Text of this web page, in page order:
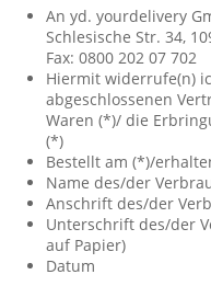
An yd. yourdelivery
Schlesische Str. 34,
Fax: 0800 202 07 702
Hiermit widerrufe(n)
abgeschlossenen
Waren (*)/ die
(*)
Bestellt am (*)/
Name des/der
Anschrift des/der
Unterschrift des/der
auf Papier)
Datum